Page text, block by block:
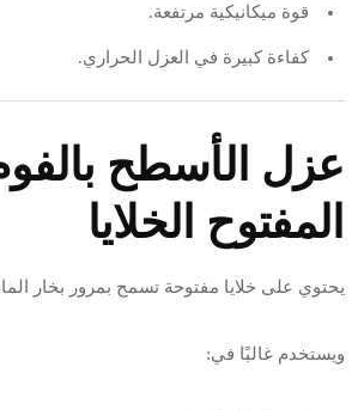
قوة ميكانيكية مرتفعة.
كفاءة كبيرة في العزل الحراري.
عزل الأسطح
المفتوح الخلايا
يحتوي على خلايا مفتوحة تسمح بمرور بخار
ويستخدم غالبًا في: